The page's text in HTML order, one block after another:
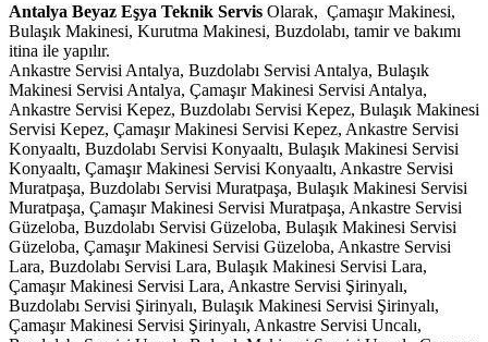
Antalya Beyaz Eşya Teknik Servis Olarak, Çamaşır Makinesi,
Bulaşık Makinesi, Kurutma Makinesi, Buzdolabı, tamir ve bakımı
itina ile yapılır.
Ankastre Servisi Antalya, Buzdolabı Servisi Antalya, Bulaşık
Makinesi Servisi Antalya, Çamaşır Makinesi Servisi Antalya,
Ankastre Servisi Kepez, Buzdolabı Servisi Kepez, Bulaşık Makinesi
Servisi Kepez, Çamaşır Makinesi Servisi Kepez, Ankastre Servisi
Konyaaltı, Buzdolabı Servisi Konyaaltı, Bulaşık Makinesi Servisi
Konyaaltı, Çamaşır Makinesi Servisi Konyaaltı, Ankastre Servisi
Muratpaşa, Buzdolabı Servisi Muratpaşa, Bulaşık Makinesi Servisi
Muratpaşa, Çamaşır Makinesi Servisi Muratpaşa, Ankastre Servisi
Güzeloba, Buzdolabı Servisi Güzeloba, Bulaşık Makinesi Servisi
Güzeloba, Çamaşır Makinesi Servisi Güzeloba, Ankastre Servisi
Lara, Buzdolabı Servisi Lara, Bulaşık Makinesi Servisi Lara,
Çamaşır Makinesi Servisi Lara, Ankastre Servisi Şirinyalı,
Buzdolabı Servisi Şirinyalı, Bulaşık Makinesi Servisi Şirinyalı,
Çamaşır Makinesi Servisi Şirinyalı, Ankastre Servisi Uncalı,